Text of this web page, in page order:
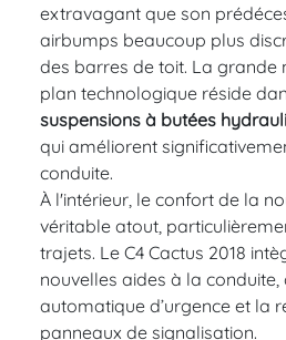
extravagant que son
airbumps beaucoup plus
des barres de toit. La grande
plan technologique réside
suspensions à butées
qui améliorent
conduite.
À l'intérieur, le confort de la
véritable atout,
trajets. Le C4 Cactus 2018
nouvelles aides à la
automatique d’urgence et la
panneaux de signalisation.